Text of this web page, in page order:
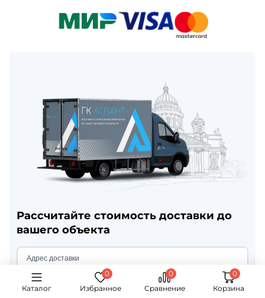
Каталог Избранное Сравнение Корзина
Рассчитайте стоимость доставки до
вашего объекта